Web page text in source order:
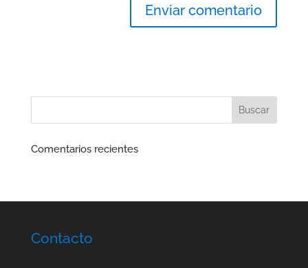
Comentarios recientes
Contacto